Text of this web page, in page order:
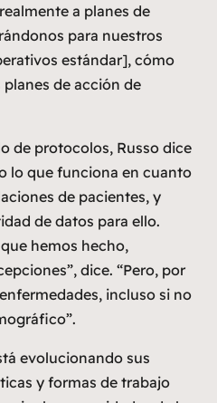
a planes de
para nuestros
estándar], cómo
de acción de
de protocolos, Russo dice
lo que funciona en cuanto
de pacientes, y
de datos para ello.
hemos hecho,
dice. “Pero, por
incluso si no
evolucionando sus
y formas de trabajo